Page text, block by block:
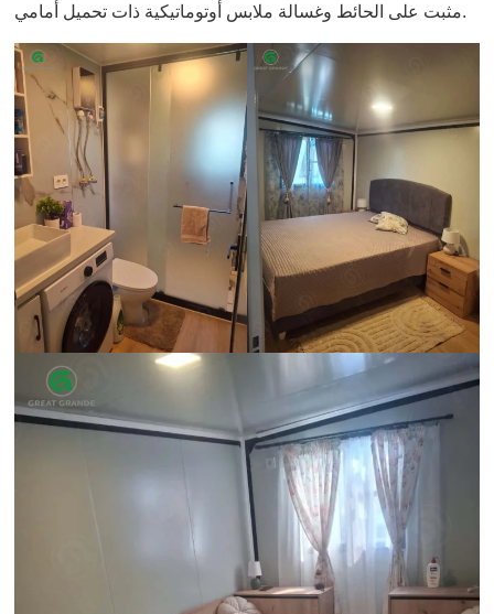
مثبت على الحائط وغسالة ملابس أوتوماتيكية ذات تحميل أمامي.